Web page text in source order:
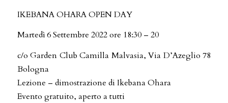
IKEBANA OHARA OPEN DAY
Martedì 6 Settembre 2022 ore 18:30 – 20
c/o Garden Club Camilla Malvasia, Via D’Azeglio 78
Bologna
Lezione – dimostrazione di Ikebana Ohara
Evento gratuito, aperto a tutti